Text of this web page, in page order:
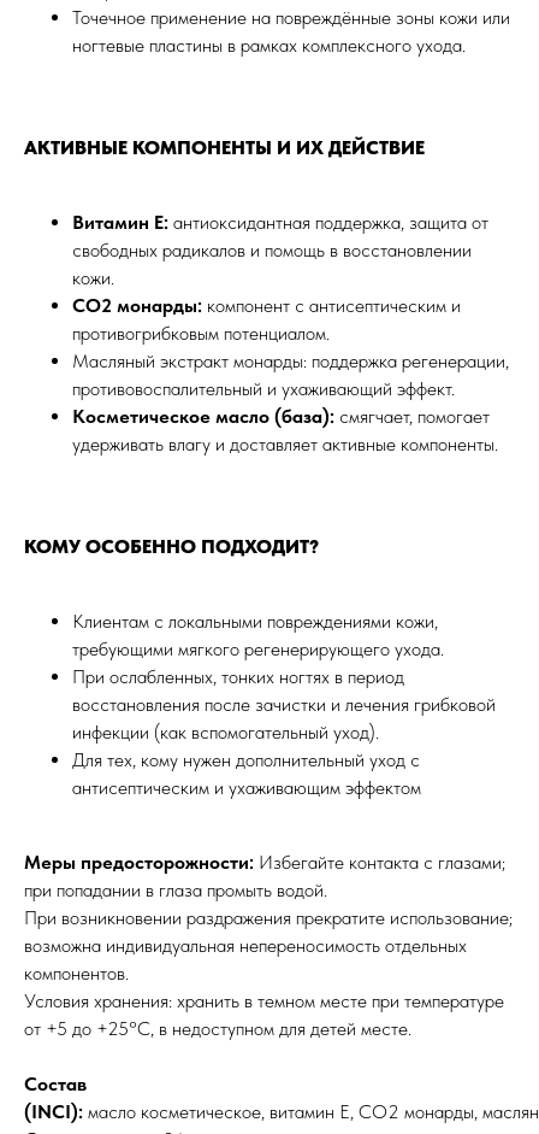
Точечное применение на повреждённые зоны кожи или
ногтевые пластины в рамках комплексного ухода.
АКТИВНЫЕ КОМПОНЕНТЫ И ИХ ДЕЙСТВИЕ
Витамин Е: антиоксидантная поддержка, защита от
свободных радикалов и помощь в восстановлении
кожи.
СО2 монарды: компонент с антисептическим и
противогрибковым потенциалом.
Масляный экстракт монарды: поддержка регенерации,
противовоспалительный и ухаживающий эффект.
Косметическое масло (база): смягчает, помогает
удерживать влагу и доставляет активные компоненты.
КОМУ ОСОБЕННО ПОДХОДИТ?
Клиентам с локальными повреждениями кожи,
требующими мягкого регенерирующего ухода.
При ослабленных, тонких ногтях в период
восстановления после зачистки и лечения грибковой
инфекции (как вспомогательный уход).
Для тех, кому нужен дополнительный уход с
антисептическим и ухаживающим эффектом
Меры предосторожности: Избегайте контакта с глазами;
при попадании в глаза промыть водой.
При возникновении раздражения прекратите использование;
возможна индивидуальная непереносимость отдельных
компонентов.
Условия хранения: хранить в темном месте при температуре
от +5 до +25°С, в недоступном для детей месте.
Состав
(INCI): масло косметическое, витамин Е, СО2 монарды,